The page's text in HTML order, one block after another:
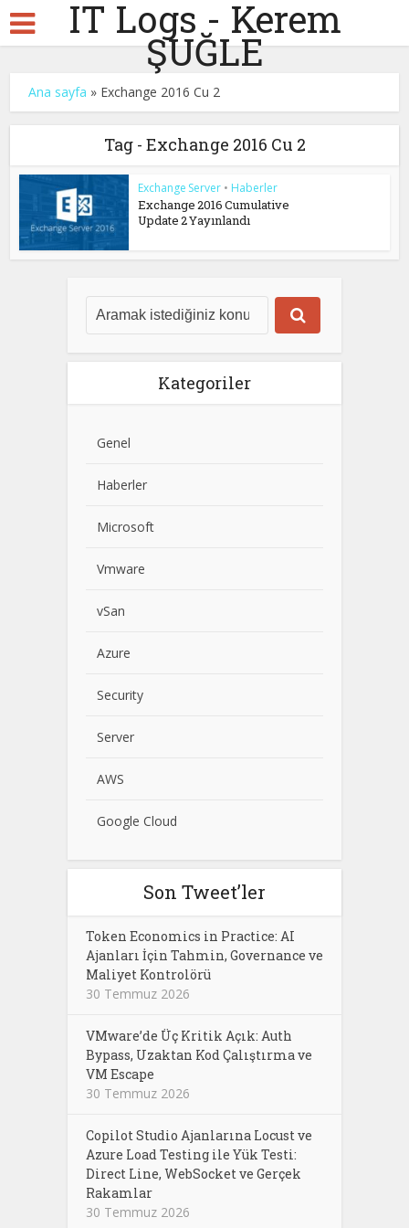
IT Logs - Kerem
ŞUĞLE
Ana sayfa » Exchange 2016 Cu 2
Tag - Exchange 2016 Cu 2
Exchange Server • Haberler
Exchange 2016 Cumulative
Update 2 Yayınlandı
Kategoriler
Genel
Haberler
Microsoft
Vmware
vSan
Azure
Security
Server
AWS
Google Cloud
Son Tweet’ler
Token Economics in Practice: AI
Ajanları İçin Tahmin, Governance ve
Maliyet Kontrolörü
30 Temmuz 2026
VMware’de Üç Kritik Açık: Auth
Bypass, Uzaktan Kod Çalıştırma ve
VM Escape
30 Temmuz 2026
Copilot Studio Ajanlarına Locust ve
Azure Load Testing ile Yük Testi:
Direct Line, WebSocket ve Gerçek
Rakamlar
30 Temmuz 2026